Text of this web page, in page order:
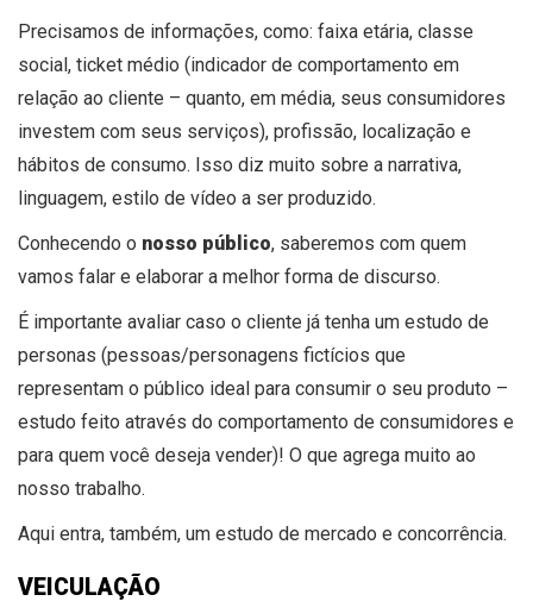
Precisamos de informações, como: faixa etária, classe
social, ticket médio (indicador de comportamento em
relação ao cliente – quanto, em média, seus consumidores
investem com seus serviços), profissão, localização e
hábitos de consumo. Isso diz muito sobre a narrativa,
linguagem, estilo de vídeo a ser produzido.
Conhecendo o nosso público, saberemos com quem
vamos falar e elaborar a melhor forma de discurso.
É importante avaliar caso o cliente já tenha um estudo de
personas (pessoas/personagens fictícios que
representam o público ideal para consumir o seu produto –
estudo feito através do comportamento de consumidores e
para quem você deseja vender)! O que agrega muito ao
nosso trabalho.
Aqui entra, também, um estudo de mercado e concorrência.
VEICULAÇÃO